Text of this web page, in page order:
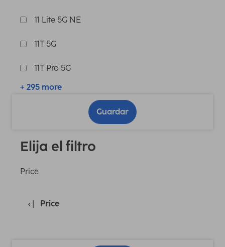
11 Lite 5G NE
11T 5G
11T Pro 5G
+ 295 more
Guardar
Elija el filtro
Price
Price